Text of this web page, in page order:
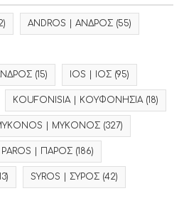
ANDROS | ΑΝΔΡΟΣ (55)
(15) IOS | ΙΟΣ (95)
KOUFONISIA | ΚΟΥΦΟΝΗΣΙΑ(18)
| ΜΥΚΟΝΟΣ (327)
PAROS | ΠΑΡΟΣ (186)
SYROS | ΣΥΡΟΣ (42)